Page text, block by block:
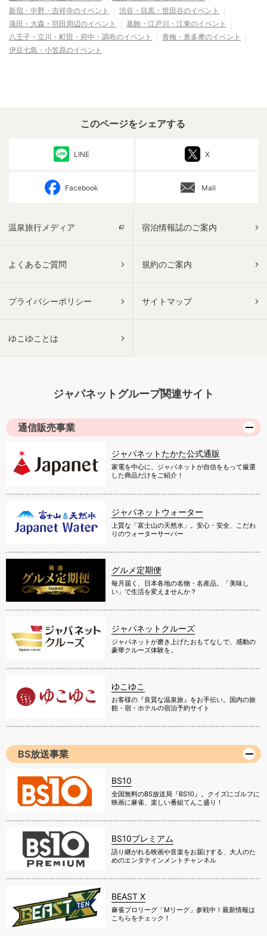
新宿・中野・吉祥寺のイベント 渋谷・目黒・世田谷のイベント
蒲田・大森・羽田周辺のイベント 葛飾・江戸川・江東のイベント
八王子・立川・町田・府中・調布のイベント 青梅・奥多摩のイベント
伊豆七島・小笠原のイベント
このページをシェアする
LINE X
Facebook Mail
温泉旅行メディア 宿泊情報誌のご案内
よくあるご質問 規約のご案内
プライバシーポリシー サイトマップ
ゆこゆことは
ジャパネットグループ関連サイト
通信販売事業
ジャパネットたかた公式通販
家電を中心に、ジャパネットが自信をもって厳選
した商品だけをご紹介！
ジャパネットウォーター
上質な「富士山の天然水」。安心・安全、こだわ
りのウォーターサーバー
グルメ定期便
毎月届く、日本各地の名物・名産品。「美味し
い」で生活を変えませんか？
ジャパネットクルーズ
ジャパネットが磨き上げたおもてなしで、感動の
豪華クルーズ体験を。
ゆこゆこ
お客様の『良質な温泉旅』をお手伝い。国内の旅
館・宿・ホテルの宿泊予約サイト
BS放送事業
BS10
全国無料のBS放送局『BS10』。クイズにゴルフに
映画に麻雀、楽しい番組てんこ盛り！
BS10プレミアム
語り継がれる映画や音楽をお届けする、大人のた
めのエンタテインメントチャンネル
BEAST X
麻雀プロリーグ「Mリーグ」参戦中！最新情報は
こちらをチェック！